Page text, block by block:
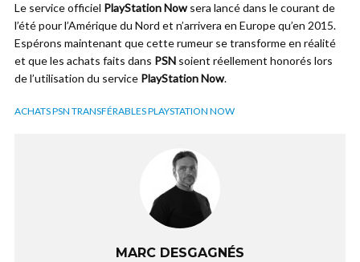
Le service officiel PlayStation Nowsera lancé dans le courant de
l’été pour l’Amérique du Nord et n’arrivera en Europe qu’en 2015.
Espérons maintenant que cette rumeur se transforme en réalité
et que les achats faits dans PSN soient réellement honorés lors
de l’utilisation du service PlayStation Now.
ACHATS PSN TRANSFÉRABLES PLAYSTATION NOW
MARC DESGAGNÉS